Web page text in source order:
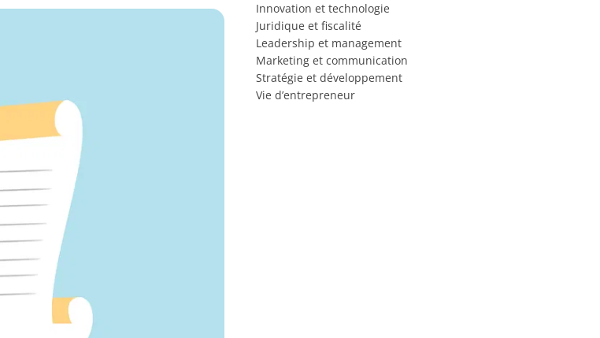
Innovation et technologie
Juridique et fiscalité
Leadership et management
Marketing et communication
Stratégie et développement
Vie d’entrepreneur